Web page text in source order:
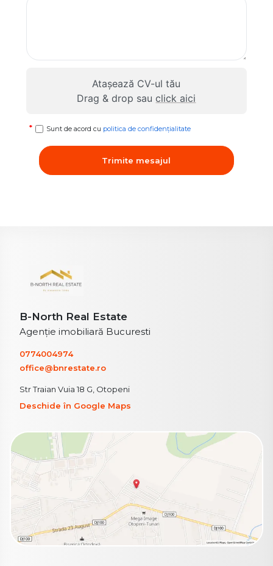
Atașează CV-ul tău
Drag & drop sauclick aici
Sunt de acord cu politica de confidențialitate
Trimite mesajul
B-North Real Estate
Agenție imobiliară Bucuresti
0774004974
office@bnrestate.ro
Str Traian Vuia 18 G, Otopeni
Deschide în Google Maps